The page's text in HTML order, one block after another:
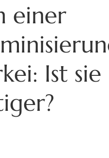
einer
Ist sie